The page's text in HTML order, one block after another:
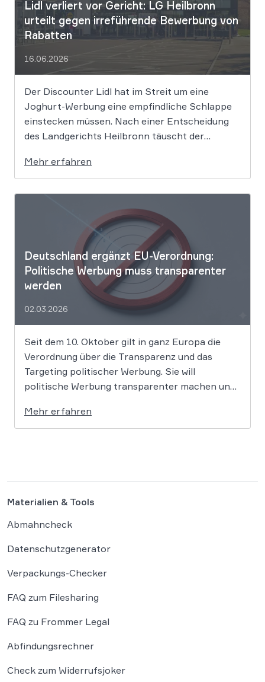
Lidl verliert vor Gericht: LG Heilbronn
urteilt gegen irreführende Bewerbung von
Rabatten
16.06.2026
Der Discounter Lidl hat im Streit um eine
Joghurt-Werbung eine empfindliche Schlappe
einstecken müssen. Nach einer Entscheidung
des Landgerichts Heilbronn täuscht der
Produkte als „Aktion“ mit massiven Rabatten
bewirbt, die Preise in Wahrheit aber nie zuvor
selbst verlangt hat. Das Urteil setzt klare
Mehr erfahren
Deutschland ergänzt EU-Verordnung:
Politische Werbung muss transparenter
werden
02.03.2026
Seit dem 10. Oktober gilt in ganz Europa die
Verordnung über die Transparenz und das
Targeting politischer Werbung. Sie will
politische Werbung transparenter machen und
Daten. Die Regierung will die Verordnung in
Deutschland nun ergänzen. Die
Mehr erfahren
Materialien & Tools
Abmahncheck
Datenschutzgenerator
Verpackungs-Checker
FAQ zum Filesharing
FAQ zu Frommer Legal
Abfindungsrechner
Check zum Widerrufsjoker